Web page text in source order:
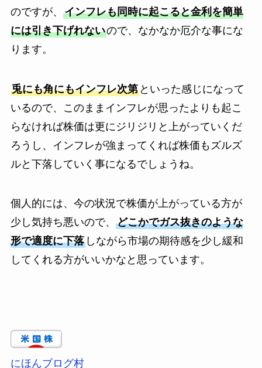
のですが、 インフレも同時に起こると金利を簡単
には引き下げれないので、なかなか厄介な事にな
ります。
兎にも角にもインフレ次第といった感じになって
いるので、このままインフレが思ったよりも起こ
らなければ株価は更にジリジリと上がっていくだ
ろうし、インフレが強まってくれば株価もズルズ
ルと下落していく事になるでしょうね。
個人的には、今の状況で株価が上がっている方が
少し気持ち悪いので、 どこかでガス抜きのような
形で適度に下落しながら市場の期待感を少し緩和
してくれる方がいいかなと思っています。
にほんブログ村